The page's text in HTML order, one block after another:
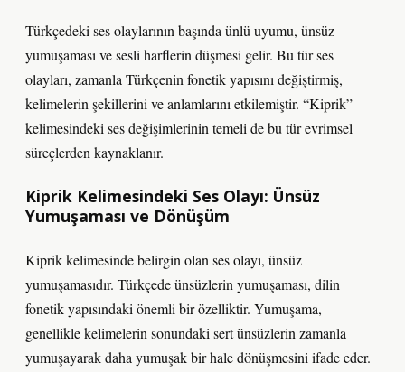
Türkçedeki ses olaylarının başında ünlü uyumu, ünsüz
yumuşaması ve sesli harflerin düşmesi gelir. Bu tür ses
olayları, zamanla Türkçenin fonetik yapısını değiştirmiş,
kelimelerin şekillerini ve anlamlarını etkilemiştir. “Kiprik”
kelimesindeki ses değişimlerinin temeli de bu tür evrimsel
süreçlerden kaynaklanır.
Kiprik Kelimesindeki Ses Olayı: Ünsüz
Yumuşaması ve Dönüşüm
Kiprik kelimesinde belirgin olan ses olayı, ünsüz
yumuşamasıdır. Türkçede ünsüzlerin yumuşaması, dilin
fonetik yapısındaki önemli bir özelliktir. Yumuşama,
genellikle kelimelerin sonundaki sert ünsüzlerin zamanla
yumuşayarak daha yumuşak bir hale dönüşmesini ifade eder.